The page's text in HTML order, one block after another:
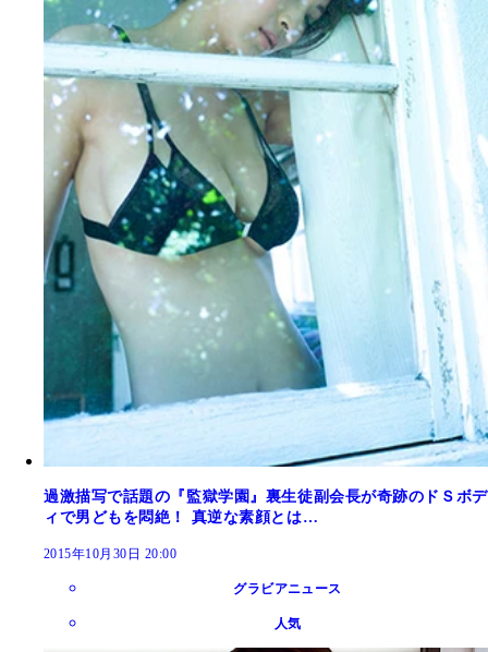
過激描写で話題の『監獄学園』裏生徒副会長が奇跡のドＳボデ
ィで男どもを悶絶！ 真逆な素顔とは…
2015年10月30日 20:00
グラビアニュース
人気